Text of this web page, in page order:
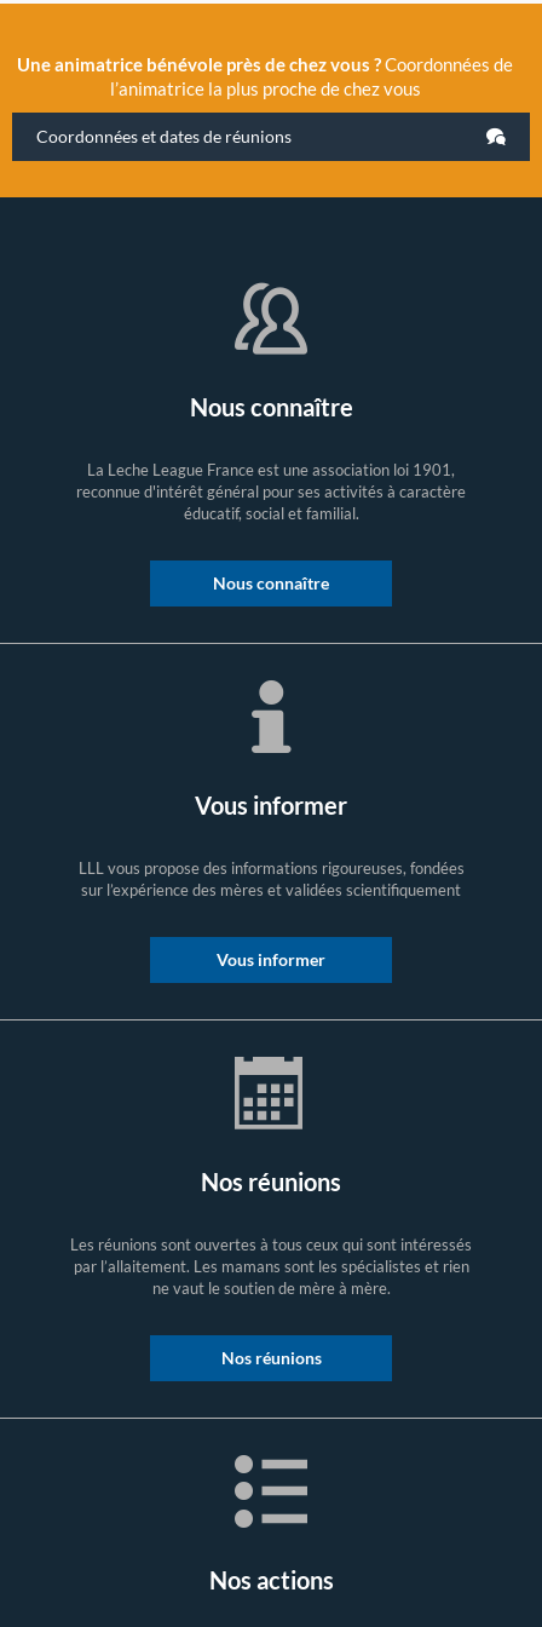
Une animatrice bénévole près de chez vous ?Coordonnées de
l’animatrice la plus proche de chez vous
Coordonnées et dates de réunions
Nous connaître
La Leche League France est une association loi 1901,
reconnue d'intérêt général pour ses activités à caractère
éducatif, social et familial.
Nous connaître
Vous informer
LLL vous propose des informations rigoureuses, fondées
sur l’expérience des mères et validées scientifiquement
Vous informer
Nos réunions
Les réunions sont ouvertes à tous ceux qui sont intéressés
par l’allaitement. Les mamans sont les spécialistes et rien
ne vaut le soutien de mère à mère.
Nos réunions
Nos actions